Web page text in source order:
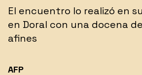
El encuentro lo realizó en
en Doral con una docena
afines
AFP